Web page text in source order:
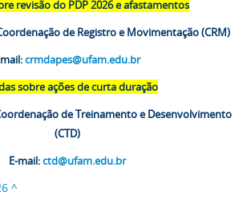
revisão do PDP 2026 e afastamentos
de Registro e Movimentação (CRM)
crmdapes@ufam.edu.br
sobre ações de curta duração
de Treinamento e Desenvolvimento
(CTD)
E-mail:ctd@ufam.edu.br
^